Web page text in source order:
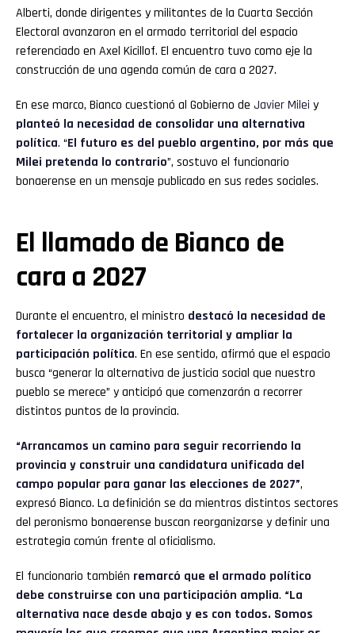
Alberti, donde dirigentes y militantes de la Cuarta Sección
Electoral avanzaron en el armado territorial del espacio
referenciado en Axel Kicillof. El encuentro tuvo como eje la
construcción de una agenda común de cara a 2027.
En ese marco, Bianco cuestionó al Gobierno de Javier Milei y
planteó la necesidad de consolidar una alternativa
política. “El futuro es del pueblo argentino, por más que
Milei pretenda lo contrario”, sostuvo el funcionario
bonaerense en un mensaje publicado en sus redes sociales.
El llamado de Bianco de
cara a 2027
Durante el encuentro, el ministro destacó la necesidad de
fortalecer la organización territorial y ampliar la
participación política. En ese sentido, afirmó que el espacio
busca “generar la alternativa de justicia social que nuestro
pueblo se merece” y anticipó que comenzarán a recorrer
distintos puntos de la provincia.
“Arrancamos un camino para seguir recorriendo la
provincia y construir una candidatura unificada del
campo popular para ganar las elecciones de 2027”,
expresó Bianco. La definición se da mientras distintos sectores
del peronismo bonaerense buscan reorganizarse y definir una
estrategia común frente al oficialismo.
El funcionario también remarcó que el armado político
debe construirse con una participación amplia. “La
alternativa nace desde abajo y es con todos. Somos